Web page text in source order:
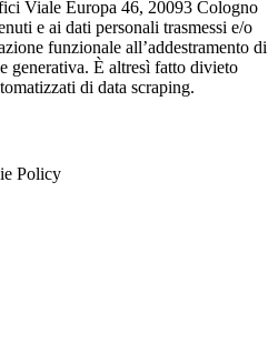
Viale Europa 46, 20093 Cologno
e ai dati personali trasmessi e/o
funzionale all’addestramento di
generativa. È altresì fatto divieto
di data scraping.
Policy